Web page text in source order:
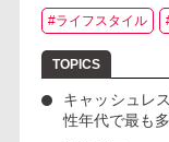
#ライフスタイル
キャッシュレ
性年代で最も